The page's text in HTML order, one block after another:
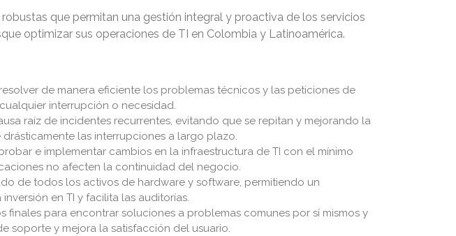
que permitan una gestión integral y proactiva de los servicios
optimizar sus operaciones de TI en Colombia y Latinoamérica.
de manera eficiente los problemas técnicos y las peticiones de
interrupción o necesidad.
raíz de incidentes recurrentes, evitando que se repitan y mejorando la
las interrupciones a largo plazo.
e implementar cambios en la infraestructura de TI con el mínimo
no afecten la continuidad del negocio.
de todos los activos de hardware y software, permitiendo un
en TI y facilita las auditorías.
finales para encontrar soluciones a problemas comunes por sí mismos y
soporte y mejora la satisfacción del usuario.